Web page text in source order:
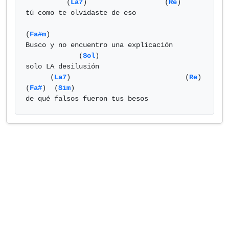
          (
La7)                   (Re)
tú como te olvidaste de eso
(Fa#m)
Busco y no encuentro una explicación
             (
Sol)
solo LA desilusión
      (
La7)                            (Re)
(Fa#)  (Sim)
de qué falsos fueron tus besos